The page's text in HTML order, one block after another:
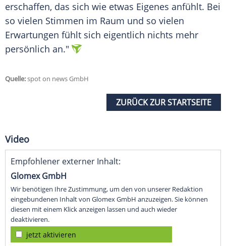
erschaffen, das sich wie etwas Eigenes anfühlt. Bei
so vielen Stimmen im Raum und so vielen
Erwartungen fühlt sich eigentlich nichts mehr
persönlich an."
Quelle:spot on news GmbH
ZURÜCK ZUR STARTSEITE
Video
Empfohlener externer Inhalt:
Glomex GmbH
Wir benötigen Ihre Zustimmung, um den von unserer Redaktion
eingebundenen Inhalt von Glomex GmbH anzuzeigen. Sie können
diesen mit einem Klick anzeigen lassen und auch wieder
deaktivieren.
jetzt aktivieren